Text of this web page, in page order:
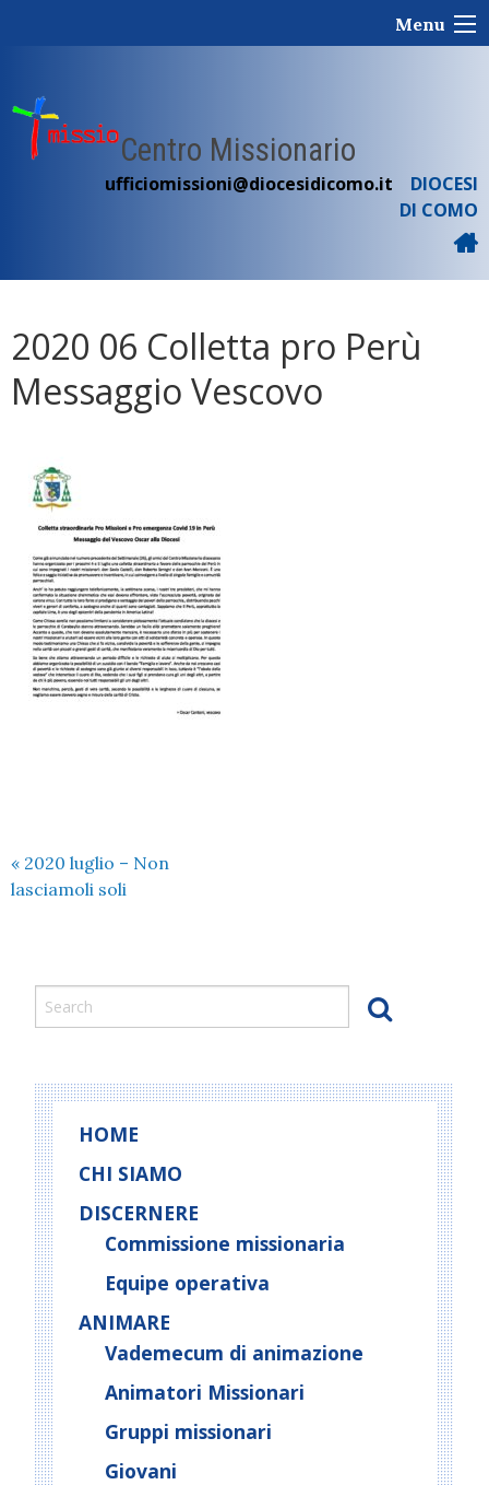
Menu
Centro Missionario
ufficiomissioni@diocesidicomo.it
DIOCESI
DI COMO
2020 06 Colletta pro Perù
Messaggio Vescovo
« 2020 luglio – Non
lasciamoli soli
HOME
CHI SIAMO
DISCERNERE
Commissione missionaria
Equipe operativa
ANIMARE
Vademecum di animazione
Animatori Missionari
Gruppi missionari
Giovani